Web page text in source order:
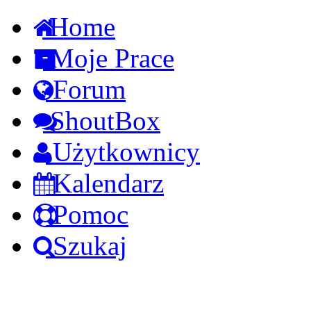
Home
Moje Prace
Forum
ShoutBox
Użytkownicy
Kalendarz
Pomoc
Szukaj